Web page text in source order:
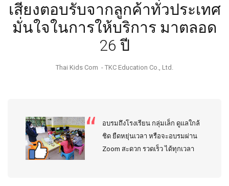
เสียงตอบรับจากลูกค้าทั่วประเทศ
มั่นใจในการให้บริการ มาตลอด
26 ปี
Thai Kids Com - TKC Education Co., Ltd.
อบรมถึงโรงเรียน กลุ่มเล็ก ดูแลใกล้
ชิด ยืดหยุ่นเวลา หรือจะอบรมผ่าน
Zoom สะดวก รวดเร็ว ได้ทุกเวลา